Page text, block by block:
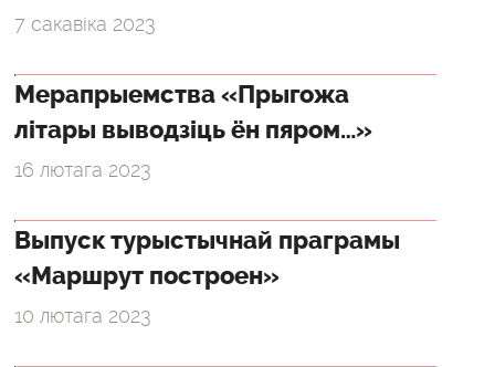
7 сакавіка 2023
Мерапрыемства «Прыгожа
літары выводзіць ён пяром…»
16 лютага 2023
Выпуск турыстычнай праграмы
«Маршрут построен»
10 лютага 2023